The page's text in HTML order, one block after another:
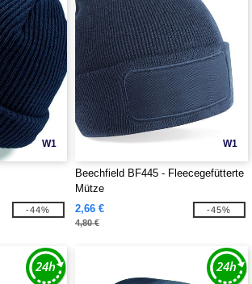
W1
-44%
W1
Beechfield BF445 - Fleecegefütterte
Mütze
2,66 €
4,80 €
-45%